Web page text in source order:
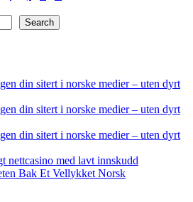
Search
din sitert i norske medier – uten dyrt
din sitert i norske medier – uten dyrt
din sitert i norske medier – uten dyrt
nettcasino med lavt innskudd
Bak Et Vellykket Norsk